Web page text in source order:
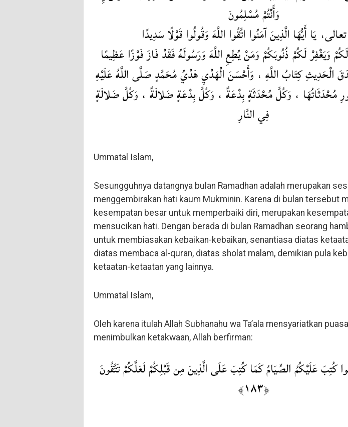
وَأَنْتُمْ مُسْلِمُونَ
يَا أَيُّهَا الَّذِينَ آمَنُوا اتَّقُوا اللَّهَ وَقُولُوا قَوْلًا سَدِيدًا
وَيَغْفِرْ لَكُمْ ذُنُوبَكُمْ وَمَنْ يُطِعِ اللَّهَ وَرَسُولَهُ فَقَدْ فَازَ فَوْزًا عَظِيمًا
الْحَدِيثِ كِتَابُ اللَّهِ ، وَأَحْسَنَ الْهَدْيِ هَدْيُ مُحَمَّدٍ صَلَّى اللَّهُ عَلَيْهِ
مُحْدَثَاتُهَا ، وَكُلَّ مُحْدَثَةٍ بِدْعَةٌ ، وَكُلَّ بِدْعَةٍ ضَلالَةٌ ، وَكُلَّ ضَلالَةٍ
فِي النَّارِ
Ummatal Islam,
Sesungguhnya datangnya bulan Ramadhan adalah merupakan
menggembirakan hati kaum Mukminin. Karena di bulan tersebut
kesempatan besar untuk memperbaiki diri, merupakan
mensucikan hati. Dengan berada di bulan Ramadhan seorang
untuk membiasakan kebaikan-kebaikan, senantiasa diatas
diatas membaca al-quran, diatas sholat malam, demikian pula
ketaatan-ketaatan yang lainnya.
Ummatal Islam,
Oleh karena itulah Allah Subhanahu wa Ta’ala mensyariatkan
menimbulkan ketakwaan, Allah berfirman:
كُتِبَ عَلَيْكُمُ الصِّيَامُ كَمَا كُتِبَ عَلَى الَّذِينَ مِن قَبْلِكُمْ لَعَلَّكُمْ تَتَّقُونَ
﴿١٨٣﴾